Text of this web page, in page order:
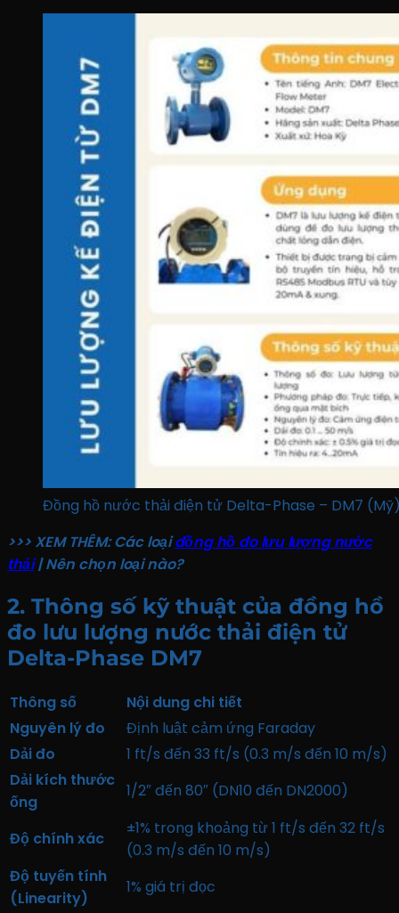
Đồng hồ nước thải điện tử Delta-Phase – DM7
>>> XEM THÊM: Các loạiđồng hồ đo lưu lượng nước
thải| Nên chọn loại nào?
2. Thông số kỹ thuật của đồng hồ
đo lưu lượng nước thải điện tử
Delta-Phase DM7
Thông số
Nội dung chi tiết
Nguyên lý đo
Định luật cảm ứng Faraday
Dải đo
1 ft/s đến 33 ft/s (0.3 m/s đến 10 m/s)
Dải kích thước
ống
1/2″ đến 80″ (DN10 đến DN2000)
Độ chính xác
±1% trong khoảng từ 1 ft/s đến 32 ft/s
(0.3 m/s đến 10 m/s)
Độ tuyến tính
(Linearity)
1% giá trị đọc